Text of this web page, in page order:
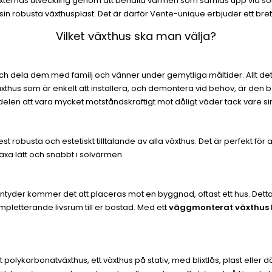
robusta växthusplast. Det är därför Vente-unique erbjuder ett
Vilket växthus ska man välja?
dela dem med familj och vänner under gemytliga måltider. Allt
som är enkelt att installera, och demontera vid behov, är den
att vara mycket motståndskraftigt mot dåligt väder tack vare
robusta och estetiskt tilltalande av alla växthus. Det är perfekt
lätt och snabbt i solvärmen.
kommer det att placeras mot en byggnad, oftast ett hus.
livsrum till er bostad. Med ettväggmonterat växthus
ett växthus på stativ, med blixtlås, plast eller